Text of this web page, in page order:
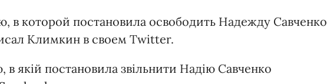
в которой постановила освободить Надежду Савченко
Климкин в своем Twitter.
якій постановила звільнити Надію Савченко